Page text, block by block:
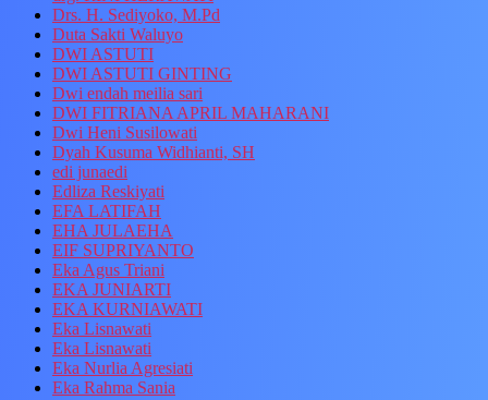
Drs. H. Sediyoko, M.Pd
Duta Sakti Waluyo
DWI ASTUTI
DWI ASTUTI GINTING
Dwi endah meilia sari
DWI FITRIANA APRIL MAHARANI
Dwi Heni Susilowati
Dyah Kusuma Widhianti, SH
edi junaedi
Edliza Reskiyati
EFA LATIFAH
EHA JULAEHA
EIF SUPRIYANTO
Eka Agus Triani
EKA JUNIARTI
EKA KURNIAWATI
Eka Lisnawati
Eka Lisnawati
Eka Nurlia Agresiati
Eka Rahma Sania